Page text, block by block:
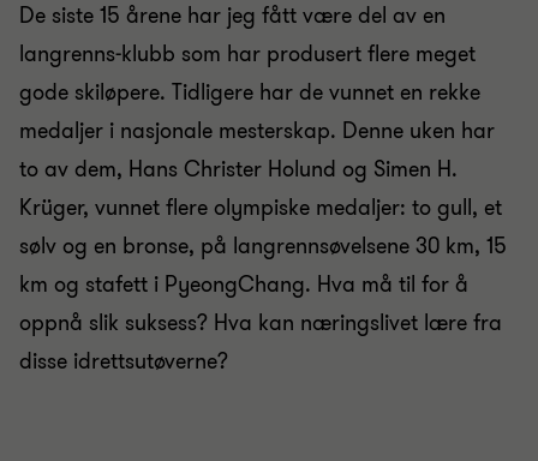
De siste 15 årene har jeg fått være del av en
langrenns-klubb som har produsert flere meget
gode skiløpere. Tidligere har de vunnet en rekke
medaljer i nasjonale mesterskap. Denne uken har
to av dem, Hans Christer Holund og Simen H.
Krüger, vunnet flere olympiske medaljer: to gull, et
sølv og en bronse, på langrennsøvelsene 30 km, 15
km og stafett i PyeongChang. Hva må til for å
oppnå slik suksess? Hva kan næringslivet lære fra
disse idrettsutøverne?